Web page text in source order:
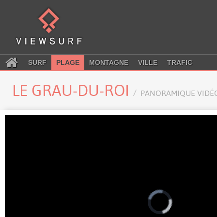
SURF PLAGE MONTAGNE VILLE TRAFIC
LE GRAU-DU-ROI PANORAMIQUE